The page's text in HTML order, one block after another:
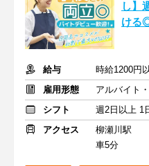
し】
ける
給与
時給1200円
雇用形態
アルバイト
シフト
週2日以上 1
アクセス
柳瀬川駅
車5分